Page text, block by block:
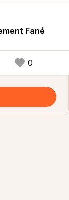
Fané
0